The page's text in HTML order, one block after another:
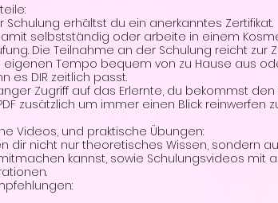
Schulung erhältst du ein anerkanntes Zertifikat.
selbstständig oder arbeite in einem
Die Teilnahme an der Schulung reicht zur
eigenen Tempo bequem von zu Hause aus
es DIR zeitlich passt.
Zugriff auf das Erlernte, du bekommst
zusätzlich um immer einen Blick reinwerfen
Videos, und praktische Übungen:
dir nicht nur theoretisches Wissen, sondern
kannst, sowie Schulungsvideos mit